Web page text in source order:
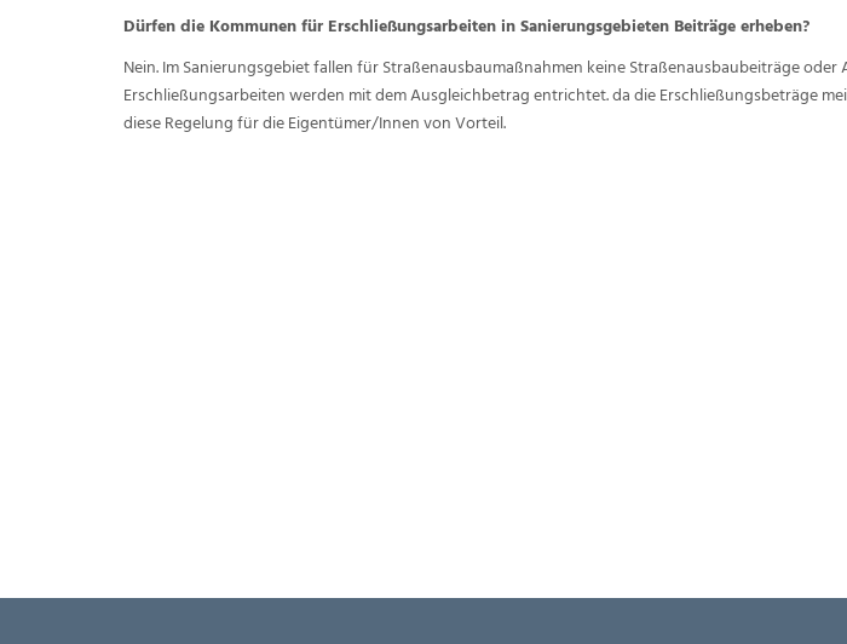
Dürfen die Kommunen für Erschließungsarbeiten in Sanierungsgebieten Beiträge erheben?
Nein. Im Sanierungsgebiet fallen für Straßenausbaumaßnahmen keine Straßenausbaubeiträge
Erschließungsarbeiten werden mit dem Ausgleichbetrag entrichtet. da die Erschließungsbeträge
diese Regelung für die Eigentümer/Innen von Vorteil.